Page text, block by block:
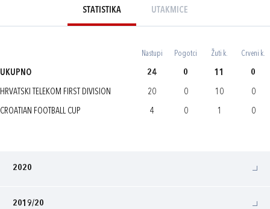
STATISTIKA UTAKMICE
Nastupi Pogotci Žuti k. Crveni k.
UKUPNO 24 0 11 0
HRVATSKI TELEKOM FIRST DIVISION 20 0 10 0
CROATIAN FOOTBALL CUP 4 0 1 0
2020
2019/20